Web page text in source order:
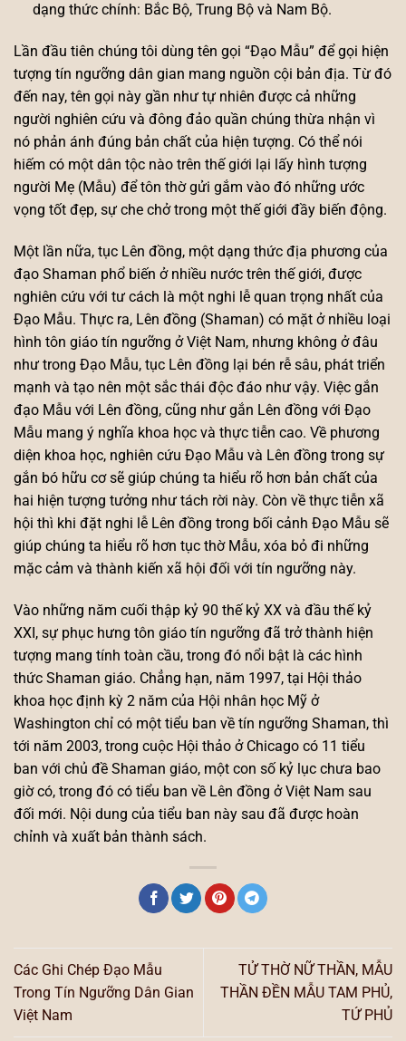
dạng thức chính: Bắc Bộ, Trung Bộ và Nam Bộ.
Lần đầu tiên chúng tôi dùng tên gọi “Đạo Mẫu” để gọi hiện
tượng tín ngưỡng dân gian mang nguồn cội bản địa. Từ đó
đến nay, tên gọi này gần như tự nhiên được cả những
người nghiên cứu và đông đảo quần chúng thừa nhận vì
nó phản ánh đúng bản chất của hiện tượng. Có thể nói
hiếm có một dân tộc nào trên thế giới lại lấy hình tượng
người Mẹ (Mẫu) để tôn thờ gửi gắm vào đó những ước
vọng tốt đẹp, sự che chở trong một thế giới đầy biến động.
Một lần nữa, tục Lên đồng, một dạng thức địa phương của
đạo Shaman phổ biến ở nhiều nước trên thế giới, được
nghiên cứu với tư cách là một nghi lễ quan trọng nhất của
Đạo Mẫu. Thực ra, Lên đồng (Shaman) có mặt ở nhiều loại
hình tôn giáo tín ngưỡng ở Việt Nam, nhưng không ở đâu
như trong Đạo Mẫu, tục Lên đồng lại bén rễ sâu, phát triển
mạnh và tạo nên một sắc thái độc đáo như vậy. Việc gắn
đạo Mẫu với Lên đồng, cũng như gắn Lên đồng với Đạo
Mẫu mang ý nghĩa khoa học và thực tiễn cao. Về phương
diện khoa học, nghiên cứu Đạo Mẫu và Lên đồng trong sự
gắn bó hữu cơ sẽ giúp chúng ta hiểu rõ hơn bản chất của
hai hiện tượng tưởng như tách rời này. Còn về thực tiễn xã
hội thì khi đặt nghi lễ Lên đồng trong bối cảnh Đạo Mẫu sẽ
giúp chúng ta hiểu rõ hơn tục thờ Mẫu, xóa bỏ đi những
mặc cảm và thành kiến xã hội đối với tín ngưỡng này.
Vào những năm cuối thập kỷ 90 thế kỷ XX và đầu thế kỷ
XXI, sự phục hưng tôn giáo tín ngưỡng đã trở thành hiện
tượng mang tính toàn cầu, trong đó nổi bật là các hình
thức Shaman giáo. Chẳng hạn, năm 1997, tại Hội thảo
khoa học định kỳ 2 năm của Hội nhân học Mỹ ở
Washington chỉ có một tiểu ban về tín ngưỡng Shaman, thì
tới năm 2003, trong cuộc Hội thảo ở Chicago có 11 tiểu
ban với chủ đề Shaman giáo, một con số kỷ lục chưa bao
giờ có, trong đó có tiểu ban về Lên đồng ở Việt Nam sau
đối mới. Nội dung của tiểu ban này sau đã được hoàn
chỉnh và xuất bản thành sách.
Các Ghi Chép Đạo Mẫu
Trong Tín Ngưỡng Dân Gian
Việt Nam
TỬ THỜ NỮ THẦN, MẪU
THẦN ĐỀN MẪU TAM PHỦ,
TỨ PHỦ